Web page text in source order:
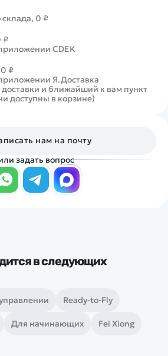
склада, 0 ₽
₽
CDEK
₽
Я.Доставка
доставки и ближайший к вам пункт
доступны в корзине)
нам на почту
задать вопрос
в следующих
Ready-to-Fly
Для начинающих Fei Xiong